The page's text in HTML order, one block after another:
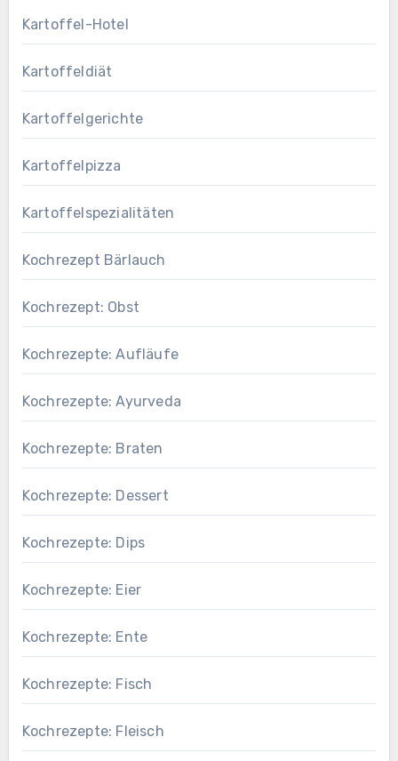
Kartoffel-Hotel
Kartoffeldiät
Kartoffelgerichte
Kartoffelpizza
Kartoffelspezialitäten
Kochrezept Bärlauch
Kochrezept: Obst
Kochrezepte: Aufläufe
Kochrezepte: Ayurveda
Kochrezepte: Braten
Kochrezepte: Dessert
Kochrezepte: Dips
Kochrezepte: Eier
Kochrezepte: Ente
Kochrezepte: Fisch
Kochrezepte: Fleisch